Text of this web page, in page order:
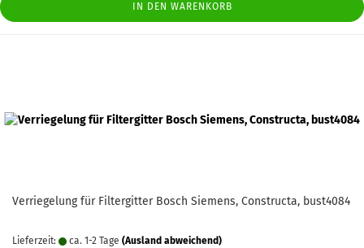
IN DEN WARENKORB
Verriegelung für Filtergitter Bosch Siemens, Constructa, bust4084
Lieferzeit: ca. 1-2 Tage (Ausland abweichend)